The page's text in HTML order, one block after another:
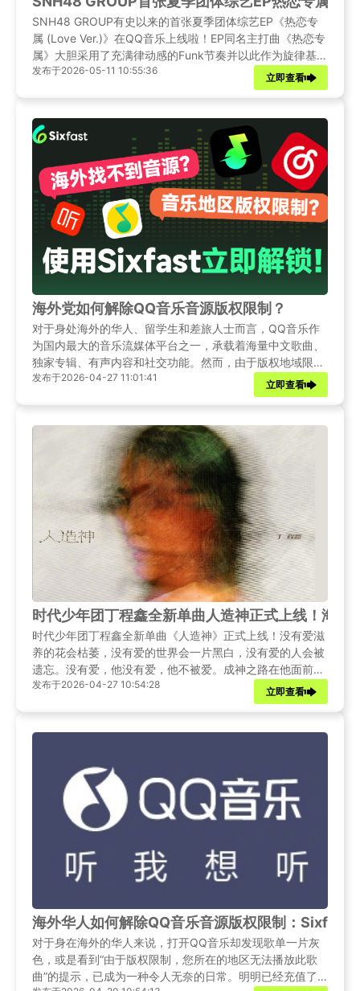
SNH48 GROUP有史以来的首张夏季团体综艺EP《热恋专
属 (Love Ver.)》在QQ音乐上线啦！EP同名主打曲《热恋专
属》大胆采用了充满律动感的Funk节奏并以此作为旋律基
底，为浪漫夏日注入了热烈的雀跃心跳！海外用户听不了
发布于2026-05-11 10:55:36
立即查看
海外党如何解除QQ音乐音源版权限制？
对于身处海外的华人、留学生和差旅人士而言，QQ音乐作
为国内最大的音乐流媒体平台之一，承载着海量中文歌曲、
独家专辑、有声内容和社交功能。然而，由于版权地域限
制，海外用户直接打开QQ音乐时，往往会遭遇“该内容在您
发布于2026-04-27 11:01:41
立即查看
时代少年团丁程鑫全新单曲人造神正式上线！海
时代少年团丁程鑫全新单曲《人造神》正式上线！没有爱滋
养的花会枯萎，没有爱的世界会一片黑白，没有爱的人会被
遗忘。没有爱，他没有爱，他不被爱。成神之路在他面前铺
开，只需踏着血淋淋的心向上，就可以永远无所畏惧。他赤
脚踩碎这条路，再次陷入爱的漩涡。原来，渴望被爱是人最
发布于2026-04-27 10:54:28
立即查看
海外华人如何解除QQ音乐音源版权限制：Sixfast
对于身在海外的华人来说，打开QQ音乐却发现歌单一片灰
色，或是看到“由于版权限制，您所在的地区无法播放此歌
曲”的提示，已成为一种令人无奈的日常。明明已经充值了